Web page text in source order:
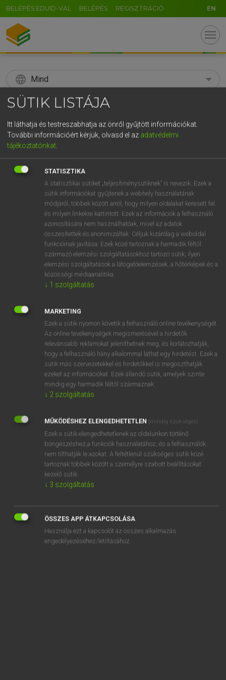
BELÉPÉS EDUID-VAL BELÉPÉS REGISZTRÁCIÓ EN
menu
language Mind
search
KERESÉS
Díjmentes angol szótár
sheepskin
keresése szótárainkban
DÍJMENTES ANGOL SZÓTÁR
suavity
subagency
SZOTAR.NET APPLIKÁCIÓ
ONLINE NYELVVIZSGA
SÜTIK LISTÁJA
Itt láthatja és testreszabhatja az önről gyűjtött információkat.
További információért kérjük, olvasd el az adatvédelmi
tájékoztatónkat
STATISZTIKA
A statisztikai sütiket „teljesítménysütiknek” is nevezik. Ezek a
sütik információkat gyűjtenek a webhely használatának
módjáról, többek között arról, hogy milyen oldalakat keresett fel
és milyen linkekre kattintott. Ezek az információk a felhasználó
azonosítására nem használhatóak, mivel az adatok
összesítettek és anonimizáltak. Céljuk kizárólag a weboldal
funkcióinak javítása. Ezek közé tartoznak a harmadik féltől
származó elemzési szolgáltatásokhoz tartozó sütik; ilyen
elemzési szolgáltatások a látogatóelemzések, a hőtérképek és a
közösségi médiaanalitika.
↓ 1 szolgáltatás
MARKETING
Ezek a sütik nyomon követik a felhasználó online tevékenységét.
Az online tevékenységek megismerésével a hirdetők
relevánsabb reklámokat jeleníthetnek meg, és korlátozhatják,
hogy a felhasználó hány alkalommal láthat egy hirdetést. Ezek a
sütik más szervezetekkel és hirdetőkkel is megoszthatják
ezeket az információkat. Ezek állandó sütik, amelyek szinte
mindig egy harmadik féltől származnak.
↓ 2 szolgáltatás
MŰKÖDÉSHEZ ELENGEDHETETLEN (mindig szükséges)
Ezek a sütik elengedhetetlenek az oldalunkon történő
böngészéshez,a funkciók használatához, és a felhasználók
nem tilthatják le azokat. A feltétlenül szükséges sütik közé
tartoznak többek között a személyre szabott beállításokat
kezelő sütik.
↓ 3 szolgáltatás
ÖSSZES APP ÁTKAPCSOLÁSA
Használja ezt a kapcsolót az összes alkalmazás
engedélyezéséhez/letiltásához.
GR
5 6 7 8 9 ö ü ó
r t z u i o p ő ú
k l ű
n m , . AltGr